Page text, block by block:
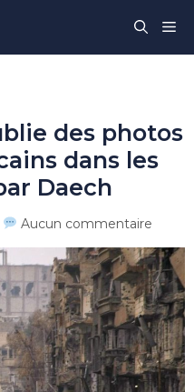
des photos
dans les
Daech
Aucun commentaire